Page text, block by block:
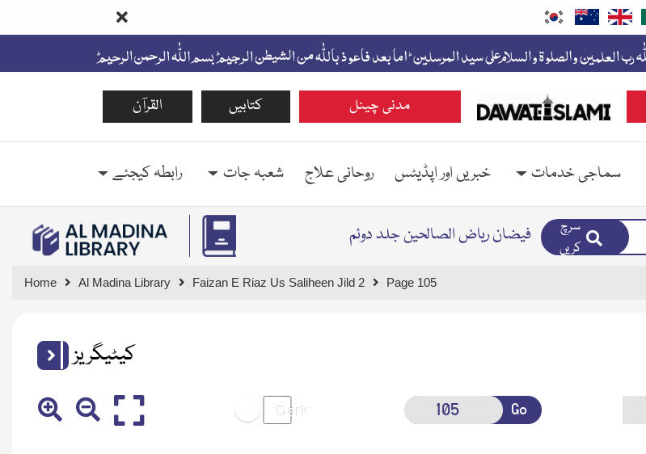
القرآن کتابیں مدنی چینل
سماجی خدمات خبریں اور اپڈیٹس روحانی علاج شعبہ جات رابطہ کیجئے
فیضان ریاض الصالحین جلد دوئم
سرچ
کریں
Home Al Madina Library Faizan E Riaz Us Saliheen Jild 2 Page 105
کیٹیگریز
Go